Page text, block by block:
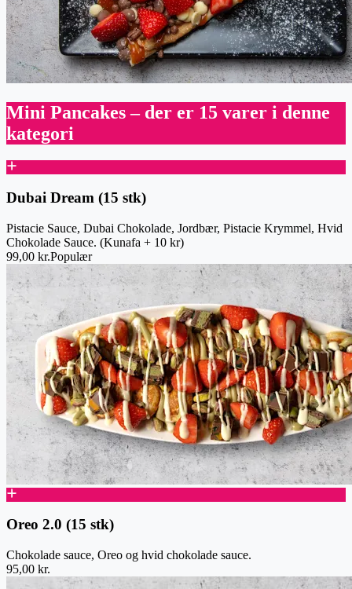
Mini Pancakes– der er 15 varer i denne
kategori
Dubai Dream (15 stk)
Pistacie Sauce, Dubai Chokolade, Jordbær, Pistacie Krymmel, Hvid
Chokolade Sauce. (Kunafa + 10 kr)
99,00 kr.Populær
Oreo 2.0 (15 stk)
Chokolade sauce, Oreo og hvid chokolade sauce.
95,00 kr.